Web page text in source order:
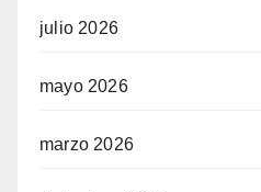
julio 2026
mayo 2026
marzo 2026